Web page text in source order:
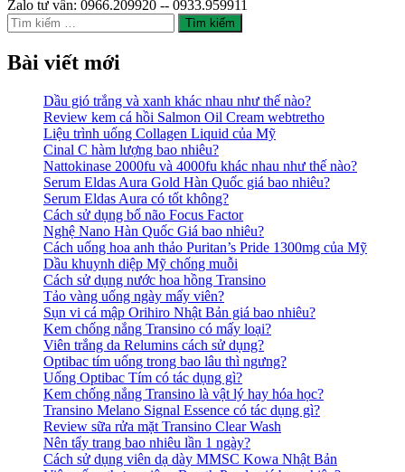
Zalo tư vấn: 0966.209920 -- 0933.959911
Tìm
kiếm
cho:
Bài viết mới
Dầu gió trắng và xanh khác nhau như thế nào?
Review kem cá hồi Salmon Oil Cream webtretho
Liệu trình uống Collagen Liquid của Mỹ
Cinal C hàm lượng bao nhiêu?
Nattokinase 2000fu và 4000fu khác nhau như thế nào?
Serum Eldas Aura Gold Hàn Quốc giá bao nhiêu?
Serum Eldas Aura có tốt không?
Cách sử dụng bổ não Focus Factor
Nghệ Nano Hàn Quốc Giá bao nhiêu?
Cách uống hoa anh thảo Puritan’s Pride 1300mg của Mỹ
Dầu khuynh diệp Mỹ chống muỗi
Cách sử dụng nước hoa hồng Transino
Tảo vàng uống ngày mấy viên?
Sụn vi cá mập Orihiro Nhật Bản giá bao nhiêu?
Kem chống nắng Transino có mấy loại?
Viên trắng da Relumins cách sử dụng?
Optibac tím uống trong bao lâu thì ngưng?
Uống Optibac Tím có tác dụng gì?
Kem chống nắng Transino là vật lý hay hóa học?
Transino Melano Signal Essence có tác dụng gì?
Review sữa rửa mặt Transino Clear Wash
Nên tẩy trang bao nhiêu lần 1 ngày?
Cách sử dụng viên dạ dày MMSC Kowa Nhật Bản